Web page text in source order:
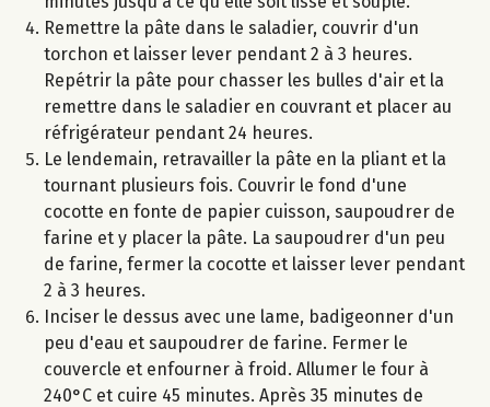
Remettre la pâte dans le saladier, couvrir d'un
torchon et laisser lever pendant 2 à 3 heures.
Repétrir la pâte pour chasser les bulles d'air et la
remettre dans le saladier en couvrant et placer au
réfrigérateur pendant 24 heures.
Le lendemain, retravailler la pâte en la pliant et la
tournant plusieurs fois. Couvrir le fond d'une
cocotte en fonte de papier cuisson, saupoudrer de
farine et y placer la pâte. La saupoudrer d'un peu
de farine, fermer la cocotte et laisser lever pendant
2 à 3 heures.
Inciser le dessus avec une lame, badigeonner d'un
peu d'eau et saupoudrer de farine. Fermer le
couvercle et enfourner à froid. Allumer le four à
240°C et cuire 45 minutes. Après 35 minutes de